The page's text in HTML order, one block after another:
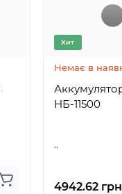
Хит
Немає в
НБ-11500
..
4942.62